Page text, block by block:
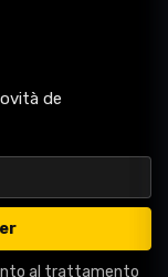
de
al trattamento